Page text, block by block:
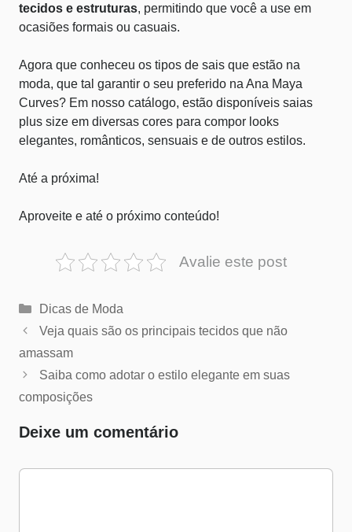
tecidos e estruturas, permitindo que você a use em
ocasiões formais ou casuais.
Agora que conheceu os tipos de sais que estão na
moda, que tal garantir o seu preferido na Ana Maya
Curves? Em nosso catálogo, estão disponíveis saias
plus size em diversas cores para compor looks
elegantes, românticos, sensuais e de outros estilos.
Até a próxima!
Aproveite e até o próximo conteúdo!
Avalie este post
Categorias
Dicas de Moda
Veja quais são os principais tecidos que não
amassam
Saiba como adotar o estilo elegante em suas
composições
Deixe um comentário
Comentário